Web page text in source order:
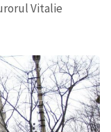
Vitalie